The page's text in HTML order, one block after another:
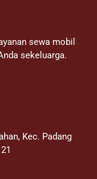
sewa mobil
sekeluarga.
Kec. Padang